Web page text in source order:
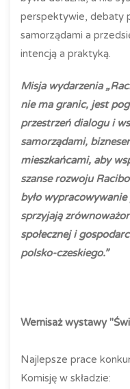
perspektywie, debaty
samorządami a
intencją a praktyką.
Misja wydarzenia
nie ma granic, jest
przestrzeń dialogu i
samorządami,
mieszkańcami, aby
szanse rozwoju
było
sprzyjają
społecznej i
polsko-czeskiego.”
Wernisaż wystawy
Najlepsze prace
Komisję w składzie: